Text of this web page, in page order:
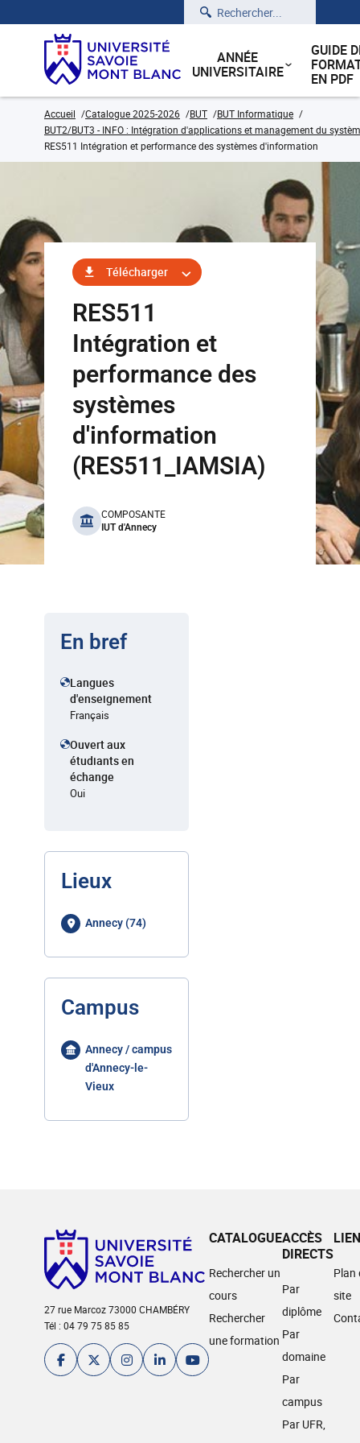
Rechercher
ANNÉE
UNIVERSITAIRE
GUIDE
EN PDF
Accueil Catalogue 2025-2026 BUT
BUT Informatique
BUT2/BUT3 - INFO : Intégration d'applications et management du
RES511 Intégration et performance des systèmes d'information
Télécharger
RES511
Intégration et
performance des
systèmes
d'information
(RES511_IAMSIA)
benefits
COMPOSANTE
IUT d'Annecy
En bref
Langues
d'enseignement
Français
Ouvert aux
étudiants en
échange
Oui
Lieux
Annecy (74)
Campus
Annecy / campus
d'Annecy-le-
Vieux
27 rue Marcoz 73000 CHAMBÉRY
Tél : 04 79 75 85 85
CATALOGUE
Rechercher un
cours
Rechercher
une formation
ACCÈS
DIRECTS
Par
diplôme
Par
domaine
Par
campus
Par UFR,
Plan
site